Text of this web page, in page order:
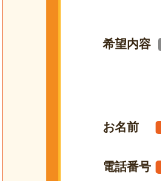
希望内容
お名前
電話番号